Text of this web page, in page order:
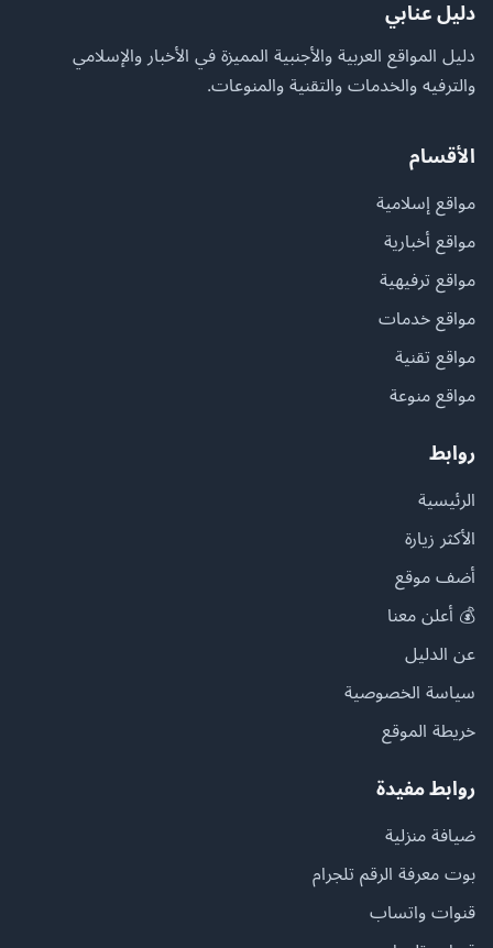
دليل عنابي
دليل المواقع العربية والأجنبية المميزة في الأخبار والإسلامي
والترفيه والخدمات والتقنية والمنوعات.
الأقسام
مواقع إسلامية
مواقع أخبارية
مواقع ترفيهية
مواقع خدمات
مواقع تقنية
مواقع منوعة
روابط
الرئيسية
الأكثر زيارة
أضف موقع
💰 أعلن معنا
عن الدليل
سياسة الخصوصية
خريطة الموقع
روابط مفيدة
ضيافة منزلية
بوت معرفة الرقم تلجرام
قنوات واتساب